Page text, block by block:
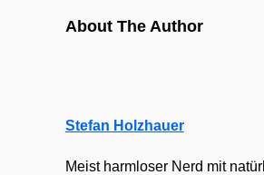
About The Author
Stefan Holzhauer
Meist harmloser Nerd mit